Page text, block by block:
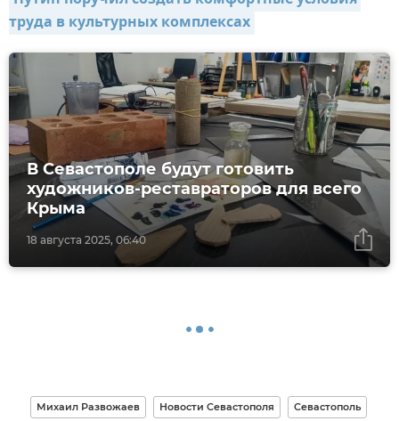
труда в культурных комплексах
18 августа 2025, 06:40
В Севастополе будут готовить
художников-реставраторов для всего
Крыма
Михаил Развожаев Новости Севастополя Севастополь